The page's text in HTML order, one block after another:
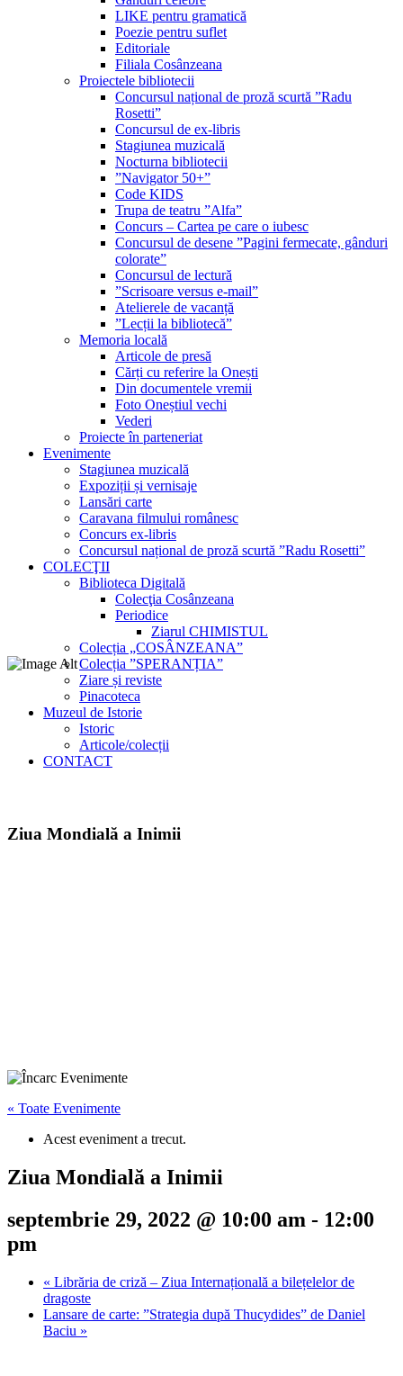
LIKE pentru gramatică
Poezie pentru suflet
Editoriale
Filiala Cosânzeana
Proiectele bibliotecii
Concursul național de proză scurtă ”Radu
Rosetti”
Concursul de ex-libris
Stagiunea muzicală
Nocturna bibliotecii
”Navigator 50+”
Code KIDS
Trupa de teatru ”Alfa”
Concurs – Cartea pe care o iubesc
Concursul de desene ”Pagini fermecate, gânduri
colorate”
Concursul de lectură
”Scrisoare versus e-mail”
Atelierele de vacanță
”Lecții la bibliotecă”
Memoria locală
Articole de presă
Cărți cu referire la Onești
Din documentele vremii
Foto Oneștiul vechi
Vederi
Proiecte în parteneriat
Evenimente
Stagiunea muzicală
Expoziții și vernisaje
Lansări carte
Caravana filmului românesc
Concurs ex-libris
Concursul național de proză scurtă ”Radu Rosetti”
COLECŢII
Biblioteca Digitală
Colecţia Cosânzeana
Periodice
Ziarul CHIMISTUL
Colecția „COSÂNZEANA”
Colecția ”SPERANȚIA”
Ziare și reviste
Pinacoteca
Muzeul de Istorie
Istoric
Articole/colecții
CONTACT
Ziua Mondială a Inimii
« Toate Evenimente
Acest eveniment a trecut.
Ziua Mondială a Inimii
septembrie 29, 2022 @ 10:00 am - 12:00
pm
« Librăria de criză – Ziua Internațională a bilețelelor de
dragoste
Lansare de carte: ”Strategia după Thucydides” de Daniel
Baciu »